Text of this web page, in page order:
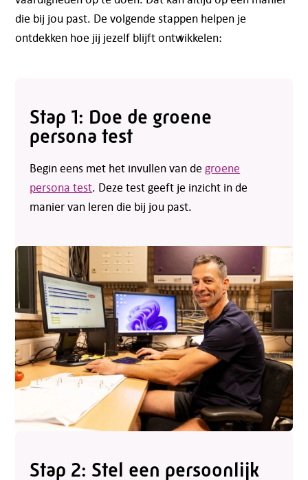
die bij jou past. De volgende stappen helpen je
ontdekken hoe jij jezelf blijft ontwikkelen:
Stap 1: Doe de groene
persona test
Begin eens met het invullen van degroene
persona test. Deze test geeft je inzicht in de
manier van leren die bij jou past.
Stap 2: Stel een persoonlijk